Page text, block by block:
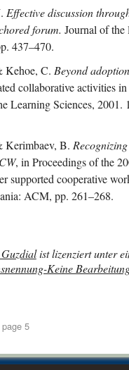
Effective discussion
forum. Journal of the
437–470.
Kehoe, C. Beyond
collaborative activities
Learning Sciences, 2001.
Kerimbaev, B.
, in Proceedings of the
supported cooperative
ACM, pp. 261–268.
ist lizenziert unter
Keine
page 5